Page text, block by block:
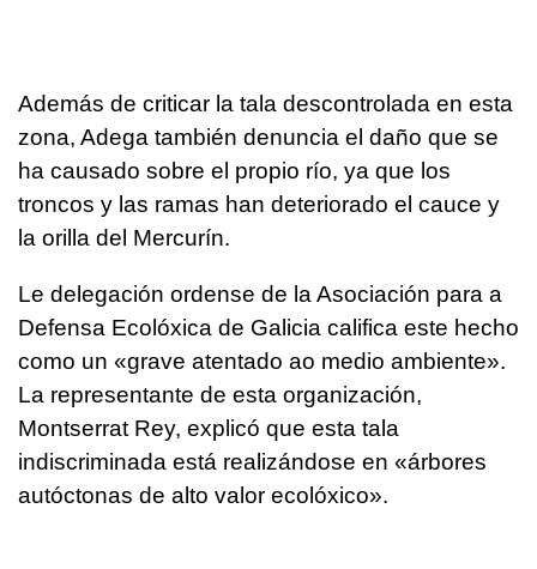
Además de criticar la tala descontrolada en esta
zona, Adega también denuncia el daño que se
ha causado sobre el propio río, ya que los
troncos y las ramas han deteriorado el cauce y
la orilla del Mercurín.
Le delegación ordense de la Asociación para a
Defensa Ecolóxica de Galicia califica este hecho
como un «grave atentado ao medio ambiente».
La representante de esta organización,
Montserrat Rey, explicó que esta tala
indiscriminada está realizándose en «árbores
autóctonas de alto valor ecolóxico».